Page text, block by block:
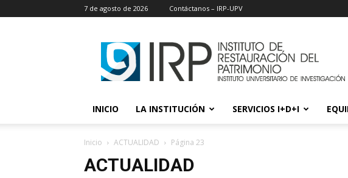
7 de agosto de 2026 Contáctanos – IRP-UPV
IRP
INICIO LA INSTITUCIÓN SERVICIOS I+D+I
Inicio ACTUALIDAD Página 23
ACTUALIDAD